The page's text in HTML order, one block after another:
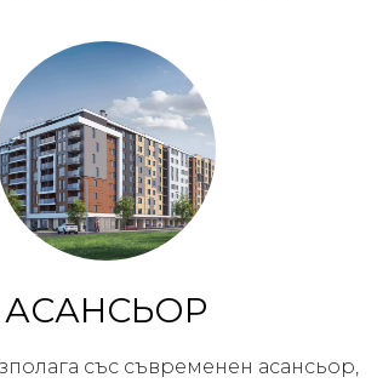
АСАНСЬОР
със съвременен асансьор,